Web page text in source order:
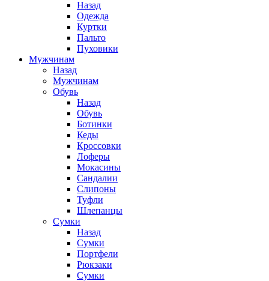
Назад
Одежда
Куртки
Пальто
Пуховики
Мужчинам
Назад
Мужчинам
Обувь
Назад
Обувь
Ботинки
Кеды
Кроссовки
Лоферы
Мокасины
Сандалии
Слипоны
Туфли
Шлепанцы
Сумки
Назад
Сумки
Портфели
Рюкзаки
Сумки